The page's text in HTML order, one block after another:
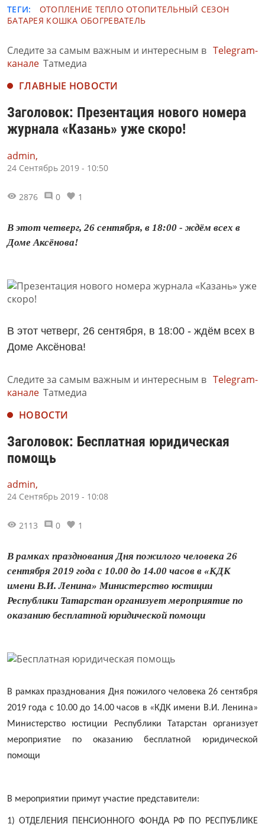
ТЕГИ: ОТОПЛЕНИЕ ТЕПЛО ОТОПИТЕЛЬНЫЙ СЕЗОН
БАТАРЕЯ КОШКА ОБОГРЕВАТЕЛЬ
Следите за самым важным и интересным в Telegram-
канале Татмедиа
ГЛАВНЫЕ НОВОСТИ
Заголовок: Презентация нового номера
журнала «Казань» уже скоро!
admin,
24 Сентябрь 2019 - 10:50
2876 0 1
В этот четверг, 26 сентября, в 18:00 - ждём всех в
Доме Аксёнова!
В этот четверг, 26 сентября, в 18:00 - ждём всех в
Доме Аксёнова!
Следите за самым важным и интересным в Telegram-
канале Татмедиа
НОВОСТИ
Заголовок: Бесплатная юридическая
помощь
admin,
24 Сентябрь 2019 - 10:08
2113 0 1
В рамках празднования Дня пожилого человека 26
сентября 2019 года с 10.00 до 14.00 часов в «КДК
имени В.И. Ленина» Министерство юстиции
Республики Татарстан организует мероприятие по
оказанию бесплатной юридической помощи
В рамках празднования Дня пожилого человека 26 сентября
2019 года с 10.00 до 14.00 часов в «КДК имени В.И. Ленина»
Министерство юстиции Республики Татарстан организует
мероприятие по оказанию бесплатной юридической
помощи
В мероприятии примут участие представители:
1) ОТДЕЛЕНИЯ ПЕНСИОННОГО ФОНДА РФ ПО РЕСПУБЛИКЕ